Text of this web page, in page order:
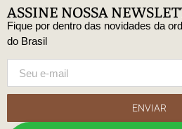
ASSINE NOSSA
Fique por dentro das novidades da
do Brasil
ENVIAR